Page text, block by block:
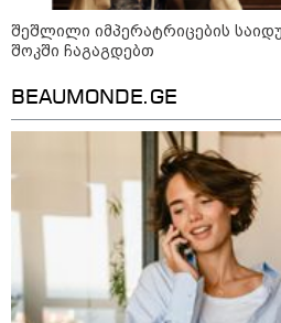
13:40 /
ტემპერატურა,
ყინვა
11:49 /
შეშლილი იმპერატრიცების
შოკში ჩაგაგდებთ
BEAUMONDE.GE